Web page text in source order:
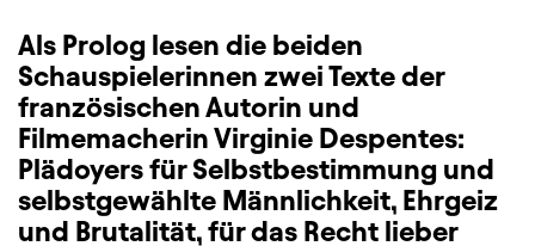
Als Prolog lesen die beiden
Schauspielerinnen zwei Texte der
französischen Autorin und
Filmemacherin Virginie Despentes:
Plädoyers für Selbstbestimmung und
selbstgewählte Männlichkeit, Ehrgeiz
und Brutalität, für das Recht lieber